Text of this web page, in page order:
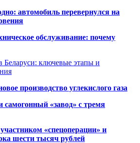
автомобиль перевернулся на
обслуживание: почему
Беларуси: ключевые этапы и
производство углекислого газа
«завод» с тремя
«спецоперации» и
шести тысяч рублей